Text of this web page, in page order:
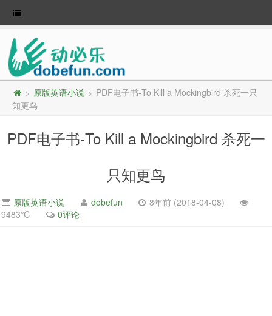
> 原版英语小说 > PDF电子书-To Kill a Mockingbird 杀死一只
知更鸟
PDF电子书-To Kill a Mockingbird 杀死一
只知更鸟
原版英语小说 dobefun
8年前 (2018-04-08)
9483℃
0评论